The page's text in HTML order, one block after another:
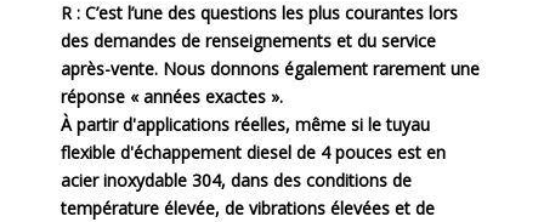
R : C’est l’une des questions les plus courantes lors
des demandes de renseignements et du service
après-vente. Nous donnons également rarement une
réponse « années exactes ».
À partir d'applications réelles, même si le tuyau
flexible d'échappement diesel de 4 pouces est en
acier inoxydable 304, dans des conditions de
température élevée, de vibrations élevées et de